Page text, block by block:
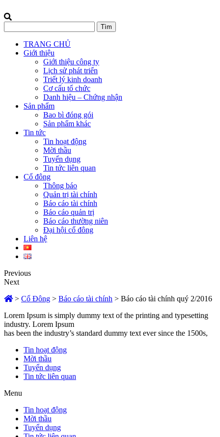
TRANG CHỦ
Giới thiệu
Giới thiệu công ty
Lịch sử phát triển
Triết lý kinh doanh
Cơ cấu tổ chức
Danh hiệu – Chứng nhận
Sản phẩm
Bao bì đóng gói
Sản phẩm khác
Tin tức
Tin hoạt động
Mời thầu
Tuyển dụng
Tin tức liên quan
Cổ đông
Thông báo
Quản trị tài chính
Báo cáo tài chính
Báo cáo quản trị
Báo cáo thường niên
Đại hội cổ đông
Liên hệ
Previous
Next
> Cổ Đông > Báo cáo tài chính > Báo cáo tài chính quý 2/2016
Lorem Ipsum is simply dummy text of the printing and typesetting
industry. Lorem Ipsum
has been the industry’s standard dummy text ever since the 1500s,
Tin hoạt động
Mời thầu
Tuyển dụng
Tin tức liên quan
Menu
Tin hoạt động
Mời thầu
Tuyển dụng